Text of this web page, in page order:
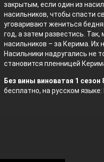
закрытым, если один из
насильников, чтобы спасти
уговаривают жениться
год, а затем развестись.
насильников – за Керима. Их
Насильники надругались не
становится пленницей
Без вины виноватая 1 сезон
бесплатно, на русском